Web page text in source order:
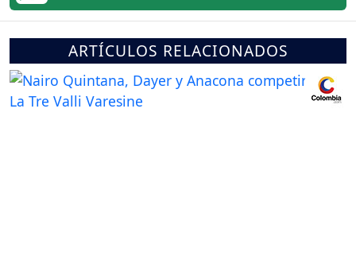
ARTÍCULOS RELACIONADOS